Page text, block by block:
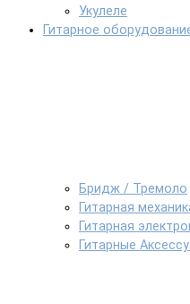
Укулеле
Гитарное
Бридж / Тремоло
Гитарная
Гитарная
Гитарные